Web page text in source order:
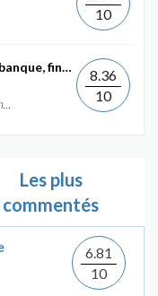
10
Licence Professionnelle Assurance, banque, finance :...
8.36
10
Les plus
commentés
6.81
10